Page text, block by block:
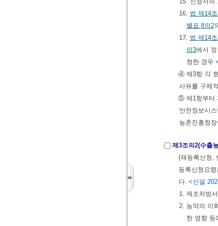
16. 법 제14
별표 8의2
17. 법 제14
의3에서
청한 경우
④ 제3항 각
사유를 구체
⑤ 제1항부터
안전정보시
농촌진흥청
제3조의2(수출
(재등록신청,
등록신청요
다. <신설
1. 제조처방
2. 농약의 이
한 영향 등